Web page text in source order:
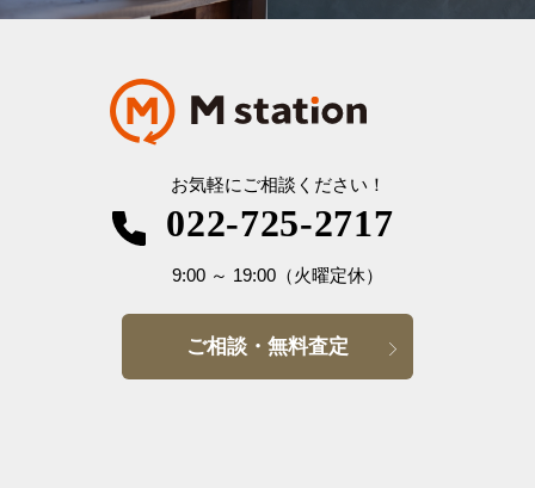
お気軽にご相談ください！
022-725-2717
9:00～ 19:00（火曜定休）
ご相談・無料査定